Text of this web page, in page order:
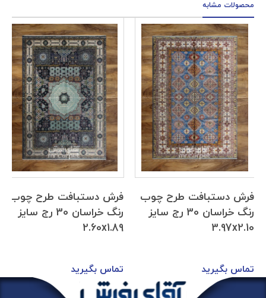
محصولات مشابه
فرش دستبافت طرح چوب
رنگ خراسان 30 رج سایز
3.97x2.10
تماس بگیرید
فرش دستبافت طرح چوب
رنگ خراسان 30 رج سایز
2.60x1.89
تماس بگیرید